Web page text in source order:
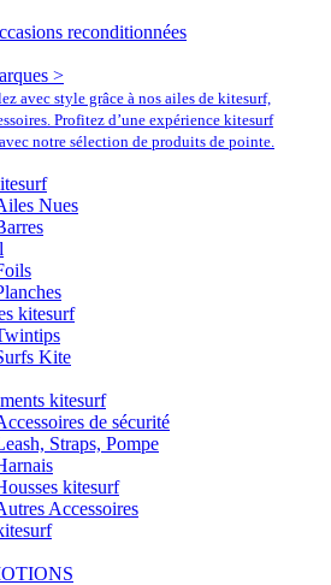
reconditionnées
>
avec style grâce à nos ailes de kitesurf,
Profitez d’une expérience kitesurf
notre sélection de produits de pointe.
Nues
kitesurf
Kite
kitesurf
de sécurité
Straps, Pompe
kitesurf
Accessoires